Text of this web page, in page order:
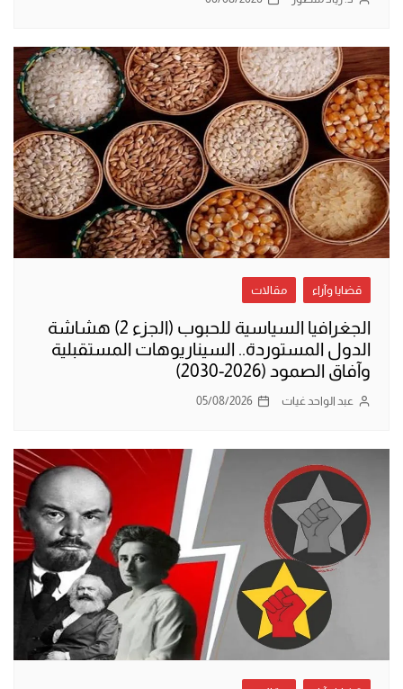
قضايا وآراء مقالات
الجغرافيا السياسية للحبوب (الجزء 2) هشاشة
الدول المستوردة.. السيناريوهات المستقبلية
وآفاق الصمود (2026-2030)
عبد الواحد غيات 05/08/2026